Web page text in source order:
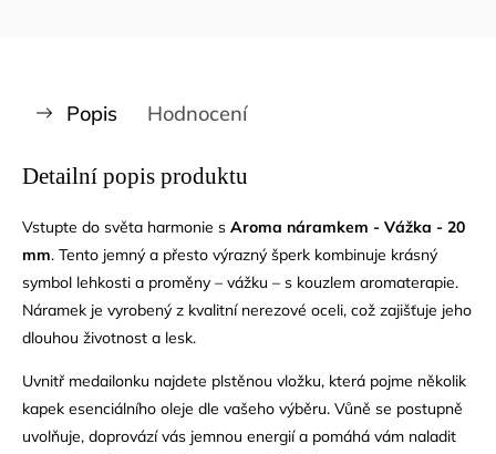
Popis Hodnocení
Detailní popis produktu
Vstupte do světa harmonie s Aroma náramkem - Vážka - 20
mm. Tento jemný a přesto výrazný šperk kombinuje krásný
symbol lehkosti a proměny – vážku – s kouzlem aromaterapie.
Náramek je vyrobený z kvalitní nerezové oceli, což zajišťuje jeho
dlouhou životnost a lesk.
Uvnitř medailonku najdete plstěnou vložku, která pojme několik
kapek esenciálního oleje dle vašeho výběru. Vůně se postupně
uvolňuje, doprovází vás jemnou energií a pomáhá vám naladit